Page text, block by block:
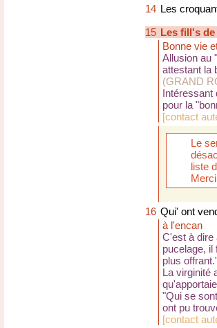
14 Les
15 Les fill's
Bonne vie
Allusion au
attestant la
(GRAND
Intéressant
pour la
[contact
Le
liste
16 Qui' ont
à l'encan
C'est à dire
pucelage, il
plus
La virginité
"Qui se
ont pu
[contact